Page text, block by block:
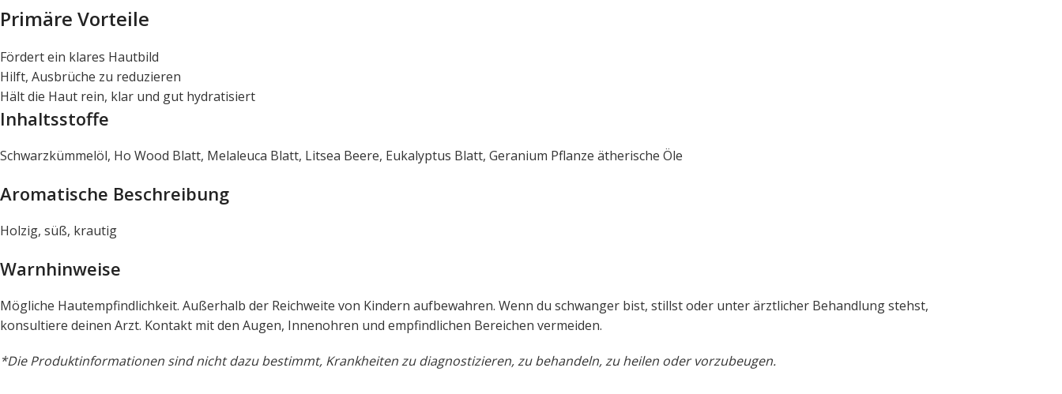
Primäre Vorteile
Fördert ein klares Hautbild
Hilft, Ausbrüche zu reduzieren
Hält die Haut rein, klar und gut hydratisiert
Inhaltsstoffe
Schwarzkümmelöl, Ho Wood Blatt, Melaleuca Blatt, Litsea Beere, Eukalyptus Blatt, Geranium Pflanze ätherische Öle
Aromatische Beschreibung
Holzig, süß, krautig
Warnhinweise
Mögliche Hautempfindlichkeit. Außerhalb der Reichweite von Kindern aufbewahren. Wenn du schwanger bist, stillst oder unter ärztlicher Behandlung stehst,
konsultiere deinen Arzt. Kontakt mit den Augen, Innenohren und empfindlichen Bereichen vermeiden.
*Die Produktinformationen sind nicht dazu bestimmt, Krankheiten zu diagnostizieren, zu behandeln, zu heilen oder vorzubeugen.